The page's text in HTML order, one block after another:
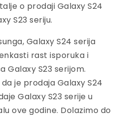
o prodaji Galaxy S24
S23 seriju.
Galaxy S24 serija
rast isporuka i
Galaxy S23 serijom.
je prodaja Galaxy S24
Galaxy S23 serije u
ove godine. Dolazimo do